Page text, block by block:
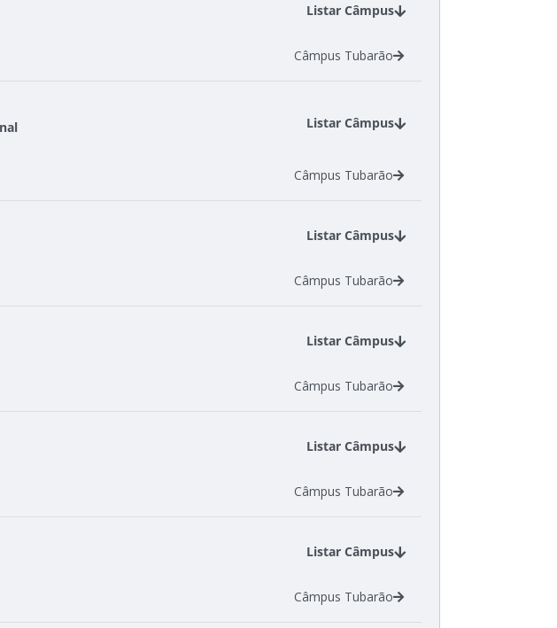
Listar Câmpus
Câmpus Tubarão
Listar Câmpus
Câmpus Tubarão
Listar Câmpus
Câmpus Tubarão
Listar Câmpus
Câmpus Tubarão
Listar Câmpus
Câmpus Tubarão
Listar Câmpus
Câmpus Tubarão